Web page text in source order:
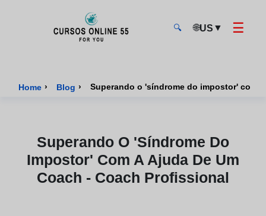
🔍 🌐US ▼ ☰
Home › Blog › Superando o 'síndrome do impostor' com
Superando O 'síndrome Do
Impostor' Com A Ajuda De Um
Coach - Coach Profissional